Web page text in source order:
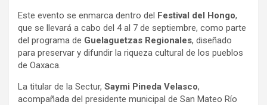
Este evento se enmarca dentro del Festival del Hongo,
que se llevará a cabo del 4 al 7 de septiembre, como parte
del programa de Guelaguetzas Regionales, diseñado
para preservar y difundir la riqueza cultural de los pueblos
de Oaxaca.
La titular de la Sectur, Saymi Pineda Velasco,
acompañada del presidente municipal de San Mateo Río